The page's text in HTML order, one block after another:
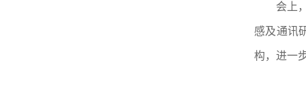
会上
感及通讯
构，进一